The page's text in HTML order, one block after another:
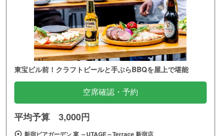
東宝ビル前！クラフトビールと手ぶらBBQを屋上で堪能
空席確認・予約
平均予算 3,000円
新宿ビアガーデン 宴 ～UTAGE～Terrace 新宿店